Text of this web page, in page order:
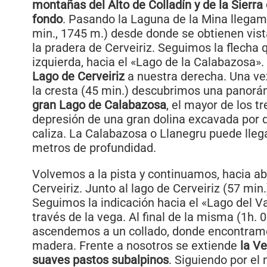
montañas del Alto de Colladín y de la Sierra
fondo. Pasando la Laguna de la Mina
min., 1745 m.) desde donde se obtienen
la pradera de Cerveiriz. Seguimos la flecha
izquierda, hacia el «Lago de la
Lago de Cerveiriz a nuestra derecha. Una
la cresta (45 min.) descubrimos una
gran Lago de Calabazosa, el mayor de los
depresión de una gran dolina excavada por
caliza. La Calabazosa o Llanegru puede
metros de profundidad.
Volvemos a la pista y continuamos, hacia
Cerveiriz. Junto al lago de Cerveiriz (57
Seguimos la indicación hacia el «Lago del
través de la vega. Al final de la misma (1h.
ascendemos a un collado, donde
madera. Frente a nosotros se extiende la
suaves pastos subalpinos. Siguiendo por el